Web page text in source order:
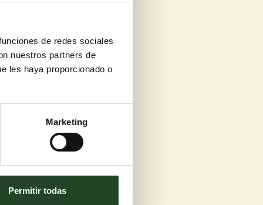
de redes sociales
nuestros partners de
les haya proporcionado o
Marketing
Permitir todas